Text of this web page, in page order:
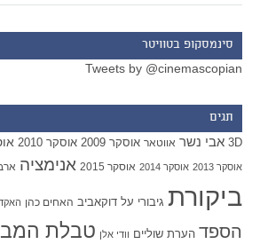
סינמסקופ בטוויטר
Tweets by @cinemascopian
תגים
3D אבי נשר אווטאר אוסקר 2009 אוסקר 2010
אוסקר 2013 אוסקר 2014 אוסקר 2015 אנימציה
ביקורת גיבורי על דוקאביב האחים כהן
הספד הערת שוליים וודי אלן טבלת